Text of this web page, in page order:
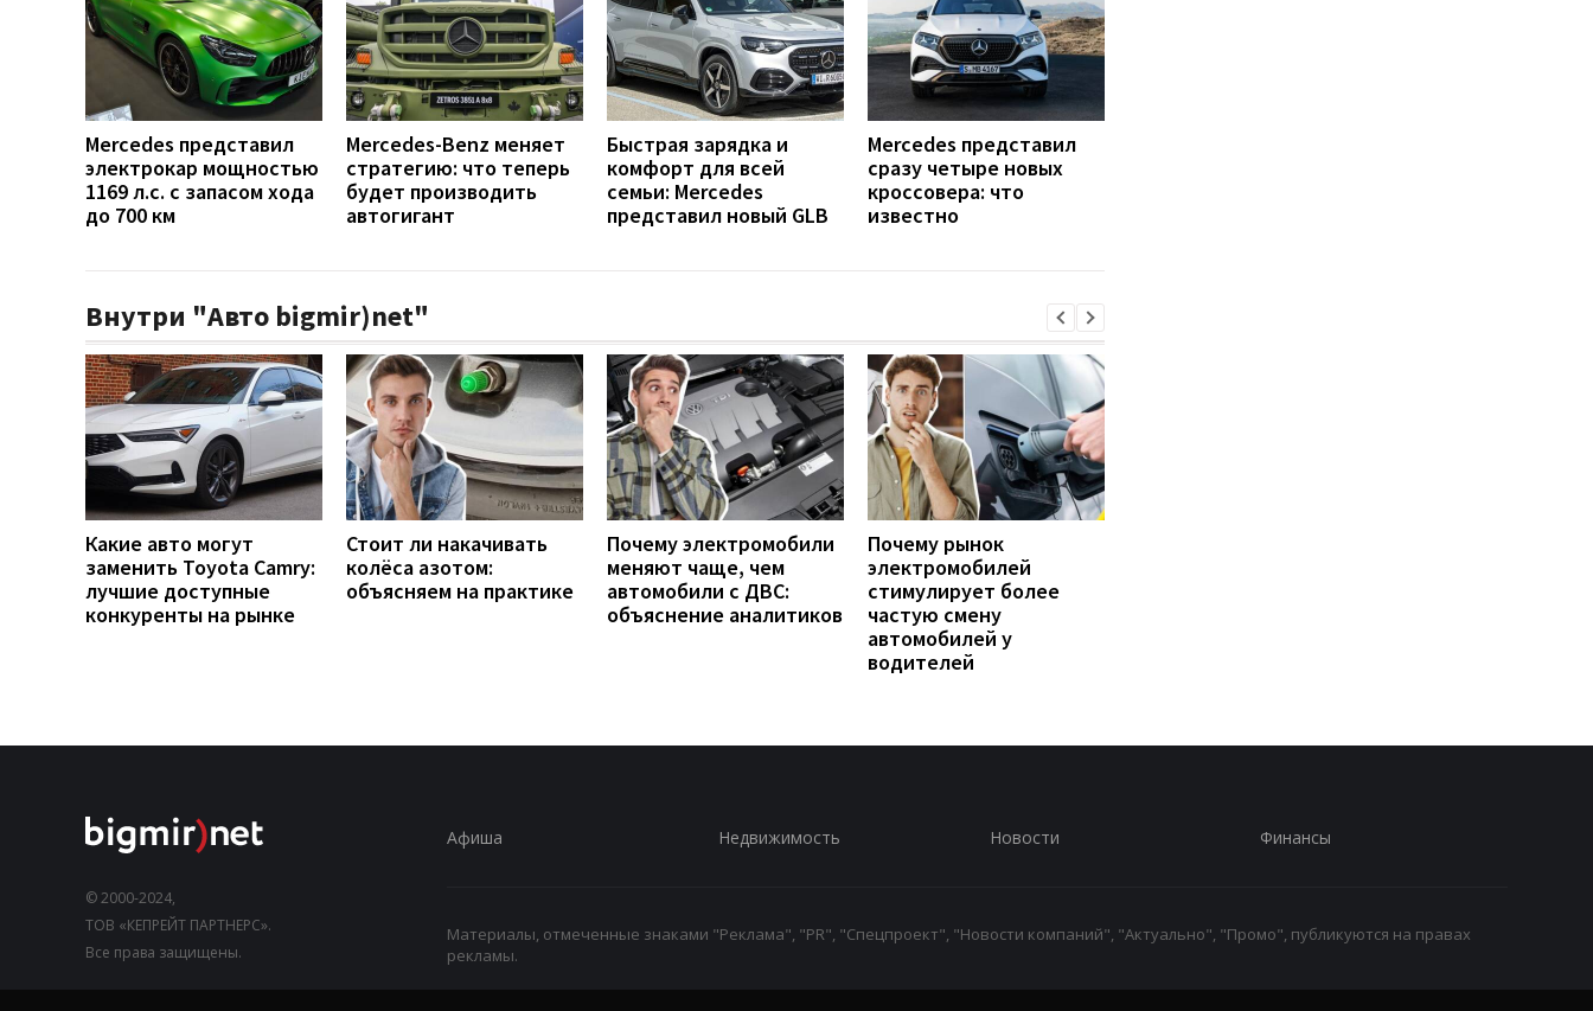
Mercedes представил
электрокар мощностью
1169 л.с. с запасом хода
до 700 км
Mercedes-Benz меняет
стратегию: что теперь
будет производить
автогигант
Быстрая зарядка и
комфорт для всей
семьи: Mercedes
представил новый GLB
Mercedes представил
сразу четыре новых
кроссовера: что
известно
Внутри "Авто bigmir)net"
Какие авто могут
заменить Toyota Camry:
лучшие доступные
конкуренты на рынке
Стоит ли накачивать
колёса азотом:
объясняем на практике
Почему электромобили
меняют чаще, чем
автомобили с ДВС:
объяснение аналитиков
Почему рынок
электромобилей
стимулирует более
частую смену
автомобилей у
водителей
© 2000-2024,
ТОВ «КЕПРЕЙТ ПАРТНЕРС».
Все права защищены.
Афиша Недвижимость Новости Финансы
Материалы, отмеченные знаками "Реклама", "PR", "Спецпроект", "Новости компаний", "Актуально", "Промо", публикуются на правах
рекламы.